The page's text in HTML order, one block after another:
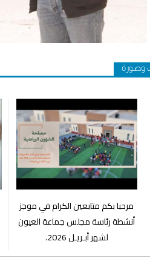
وصورة
⁨مرحبا بكم متابعين الكرام في موجز
أنشطة رئاسة مجلس جماعة العيون
لشهر أبـريـل 2026.